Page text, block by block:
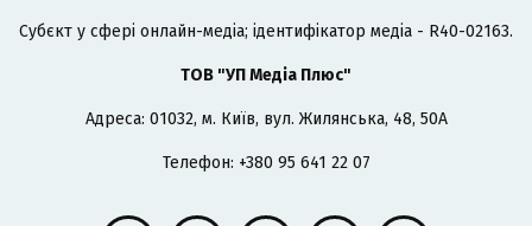
Cубєкт у сфері онлайн-медіа; ідентифікатор медіа - R40-02163.
ТОВ "УП Медіа Плюс"
Адреса: 01032, м. Київ, вул. Жилянська, 48, 50А
Телефон: +380 95 641 22 07